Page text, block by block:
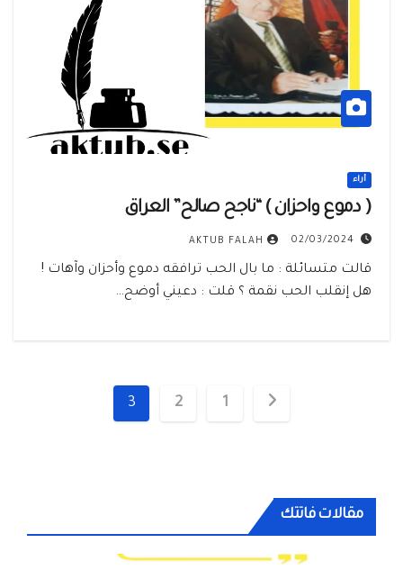
أراء
( دموع واحزان ) “ناجح صالح” العراق
02/03/2024
AKTUB FALAH
قالت متسائلة : ما بال الحب ترافقه دموع وأحزان وآهات !
هل إنقلب الحب نقمة ؟ قلت : دعيني أوضح…
تعدد
1
2
3
مقالات فاتتك